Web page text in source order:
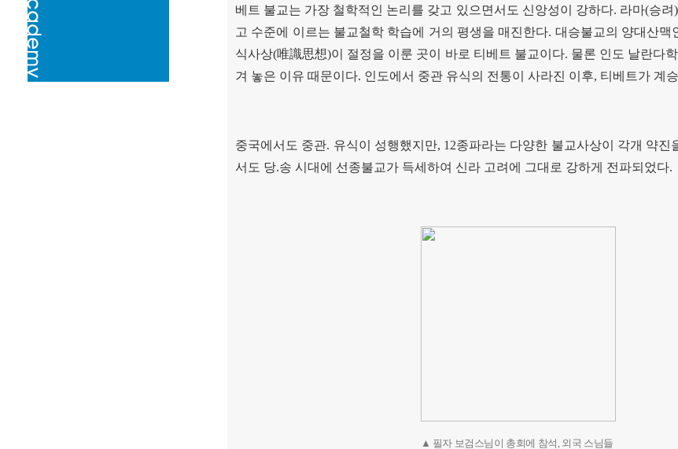
베트 불교는 가장 철학적인 논리를 갖고 있으면서도 신앙성이 강하다. 라마(승려)
고 수준에 이르는 불교철학 학습에 거의 평생을 매진한다. 대승불교의 양대산맥
식사상(唯識思想)이 절정을 이룬 곳이 바로 티베트 불교이다. 물론 인도 날란다
겨 놓은 이유 때문이다. 인도에서 중관 유식의 전통이 사라진 이후, 티베트가 계
중국에서도 중관. 유식이 성행했지만, 12종파라는 다양한 불교사상이 각개 약진
서도 당.송 시대에 선종불교가 득세하여 신라 고려에 그대로 강하게 전파되었다.
▲ 필자 보검스님이 총회에 참석, 외국 스님들